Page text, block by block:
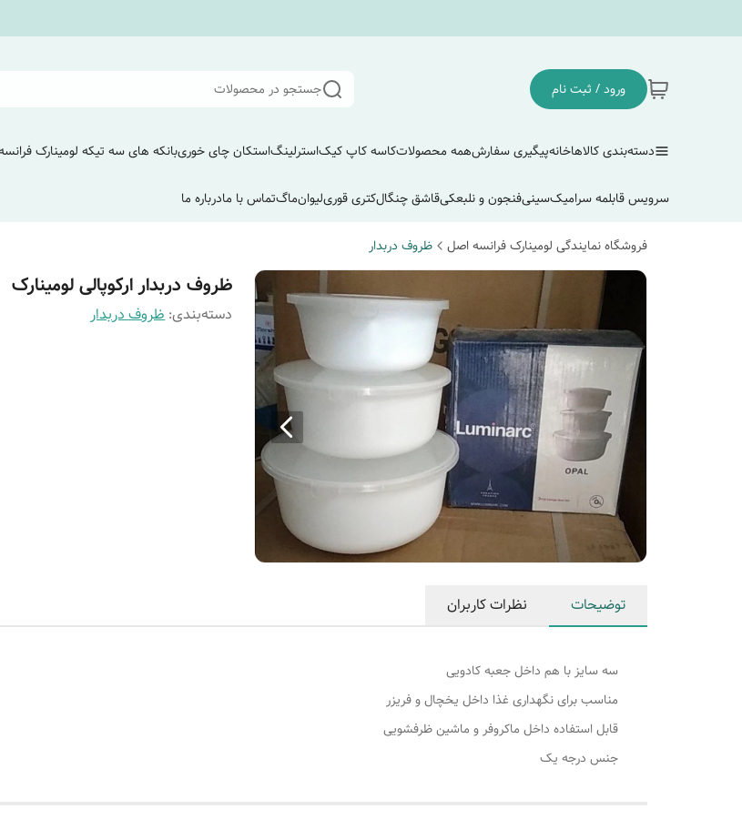
ورود / ثبت نام جستجو در محصولات
دسته‌بندی کالاهاخانهپیگیری سفارشهمه محصولاتکاسه کاپ کیکاسترلینگاستکان چای خوریبانکه های سه تیکه لومینارک
سرویس قابلمه سرامیکسینیفنجون و نلبعکیقاشق چنگالکتری قوریلیوانماگتماس با مادرباره ما
فروشگاه نمایندگی لومینارک فرانسه اصل ظروف دربدار
ظروف دربدار ارکوپالی لومینارک
دسته‌بندی:ظروف دربدار
توضیحات نظرات کاربران
سه سایز با هم داخل جعبه کادویی
مناسب برای نگهداری غذا داخل یخچال و فریزر
قابل استفاده داخل ماکروفر و ماشین ظرفشویی
جنس درجه یک